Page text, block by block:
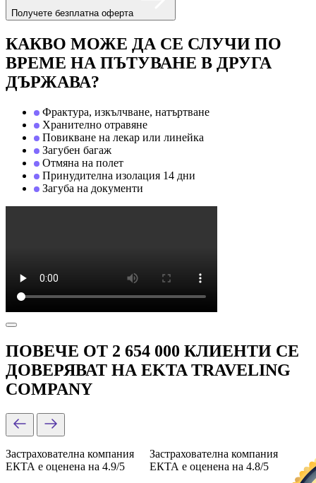
Получете безплатна оферта
КАКВО МОЖЕ ДА СЕ СЛУЧИ ПО
ВРЕМЕ НА ПЪТУВАНЕ В ДРУГА
ДЪРЖАВА?
Фрактура, изкълчване, натъртване
Хранително отравяне
Повикване на лекар или линейка
Загубен багаж
Отмяна на полет
Принудителна изолация 14 дни
Загуба на документи
ПОВЕЧЕ ОТ 2 654 000 КЛИЕНТИ СЕ
ДОВЕРЯВАТ НА EKTA TRAVELING
COMPANY
Застрахователна компания
ЕКТА е оценена на 4.9/5
Застрахователна компания
ЕКТА е оценена на 4.8/5